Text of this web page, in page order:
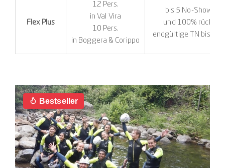
Flex Plus
12 Pers.
in Val Vira
10 Pers.
in Boggera & Corippo
bis 5 No-Shows
und 100%
endgültige TN bis 3
Bestseller